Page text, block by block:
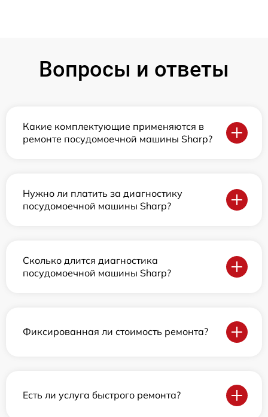
Вопросы и ответы
Какие комплектующие применяются в
ремонте посудомоечной машины Sharp?
Нужно ли платить за диагностику
посудомоечной машины Sharp?
Сколько длится диагностика
посудомоечной машины Sharp?
Фиксированная ли стоимость ремонта?
Есть ли услуга быстрого ремонта?